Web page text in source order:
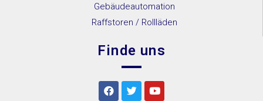
Gebäudeautomation
Raffstoren / Rollläden
Finde uns